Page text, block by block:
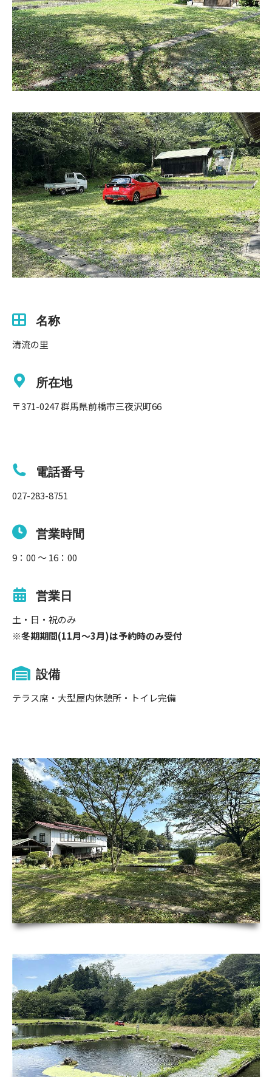
名称
清流の里
所在地
〒371-0247 群馬県前橋市三夜沢町66
電話番号
027-283-8751
営業時間
9：00 ～ 16：00
営業日
土・日・祝のみ
※冬期期間(11月～3月)は予約時のみ受付
設備
テラス席・大型屋内休憩所・トイレ完備